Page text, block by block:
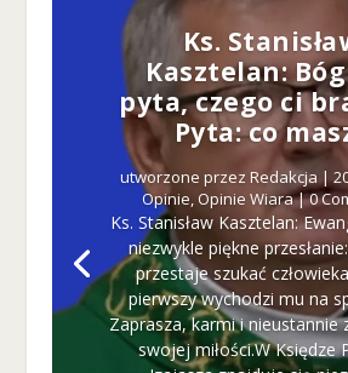
Ks.
Kasztelan:
pyta, czego ci
Pyta: co
utworzone przez Redakcja |
Opinie,Opinie Wiara| 0
Ks. Stanisław Kasztelan:
niezwykle piękne
przestaje szukać
pierwszy wychodzi mu na
Zaprasza, karmi i nieustannie
swojej miłości.W Księdze